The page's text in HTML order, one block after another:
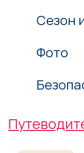
Сезон
Фото